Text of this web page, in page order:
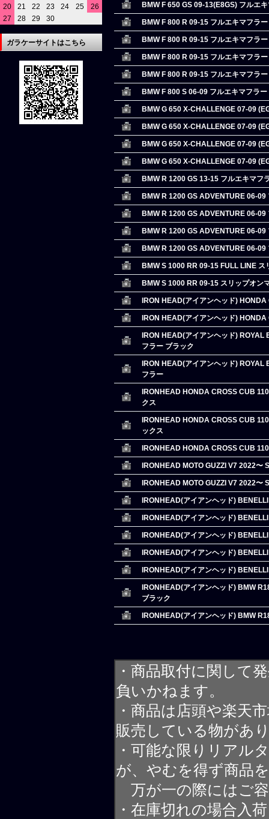
BMW F 650 GS 09-13(E8GS) フルエ
BMW F 800 R 09-15 フルエキマフラー
BMW F 800 R 09-15 フルエキマフラー
BMW F 800 R 09-15 フルエキマフラー
BMW F 800 R 09-15 フルエキマフラー
BMW F 800 S 06-09 フルエキマフラー
BMW G 650 X-CHALLENGE 07-09
BMW G 650 X-CHALLENGE 07-09
BMW G 650 X-CHALLENGE 07-09
BMW G 650 X-CHALLENGE 07-09
BMW R 1200 GS 13-15 フルエキマフ
BMW R 1200 GS ADVENTURE 06-09
BMW R 1200 GS ADVENTURE 06-09
BMW R 1200 GS ADVENTURE 06-09
BMW R 1200 GS ADVENTURE 06-09
BMW S 1000 RR 09-15 FULL LINE ス
BMW S 1000 RR 09-15 スリップオン
IRON HEAD(アイアンヘッド)
IRON HEAD(アイアンヘッド)
IRON HEAD(アイアンヘッド)
フラー ブラック
IRON HEAD(アイアンヘッド)
フラー
IRONHEAD HONDA CROSS CUB
クス
IRONHEAD HONDA CROSS CUB
ックス
IRONHEAD HONDA CROSS CUB
IRONHEAD MOTO GUZZI V7 2022〜
IRONHEAD MOTO GUZZI V7 2022〜
IRONHEAD(アイアンヘッド)
IRONHEAD(アイアンヘッド)
IRONHEAD(アイアンヘッド)
IRONHEAD(アイアンヘッド)
IRONHEAD(アイアンヘッド)
IRONHEAD(アイアンヘッド) BMW
ブラック
IRONHEAD(アイアンヘッド) BMW
・商品取付に関して
負いかねます。
・商品は店頭や楽天
販売している物があ
・可能な限りリアル
が、やむを得ず商品
万が一の際にはご
・在庫切れの場合入
20
21 22 23 24 25
26
27
28 29 30
ガラケーサイトはこちら